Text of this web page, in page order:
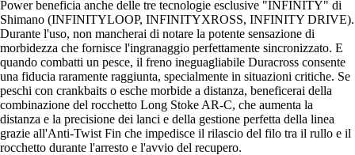
Power beneficia anche delle tre tecnologie esclusive "INFINITY" di
Shimano (INFINITYLOOP, INFINITYXROSS, INFINITY DRIVE).
Durante l'uso, non mancherai di notare la potente sensazione di
morbidezza che fornisce l'ingranaggio perfettamente sincronizzato. E
quando combatti un pesce, il freno ineguagliabile Duracross consente
una fiducia raramente raggiunta, specialmente in situazioni critiche. Se
peschi con crankbaits o esche morbide a distanza, beneficerai della
combinazione del rocchetto Long Stoke AR-C, che aumenta la
distanza e la precisione dei lanci e della gestione perfetta della linea
grazie all'Anti-Twist Fin che impedisce il rilascio del filo tra il rullo e il
rocchetto durante l'arresto e l'avvio del recupero.